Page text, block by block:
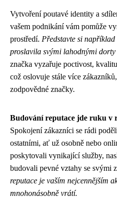
Vytvoření poutavé identity a
vašem podnikání vám pomůže
prostředí. Představte si
proslavila svými lahodnými
značka vyzařuje poctivost,
což oslovuje stále více
zodpovědné značky.
Budování reputace jde ruku v
Spokojení zákazníci se rádi
ostatními, ať už osobně nebo
poskytovali vynikající služby,
budovali pevné vztahy se svými
reputace je vaším nejcennějším
mnohonásobně vrátí.